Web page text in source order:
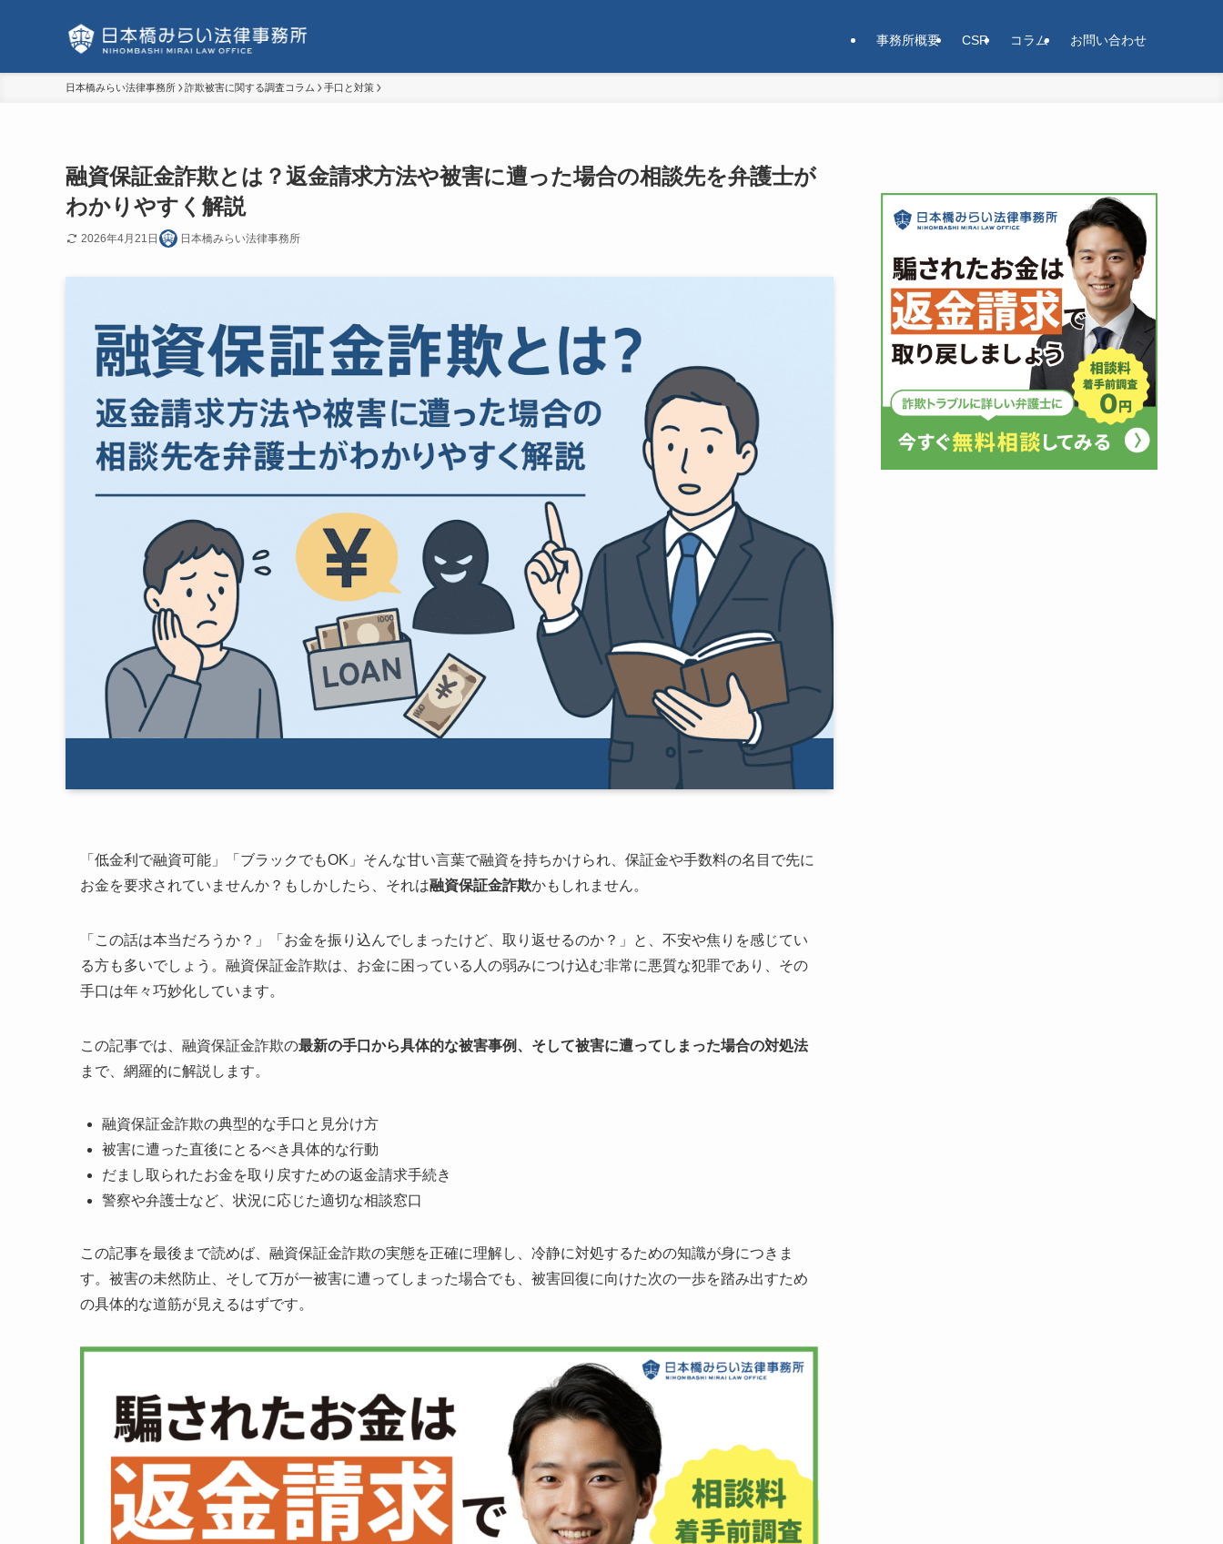
事務所概要 CSR コラム お問い合わせ
日本橋みらい法律事務所 詐欺被害に関する調査コラム 手口と対策
融資保証金詐欺とは？返金請求方法や被害に遭った場合の相談先を弁護士が
わかりやすく解説
2026年4月21日 日本橋みらい法律事務所
「低金利で融資可能」「ブラックでもOK」そんな甘い言葉で融資を持ちかけられ、保証金や手数料の名目で先に
お金を要求されていませんか？もしかしたら、それは融資保証金詐欺かもしれません。
「この話は本当だろうか？」「お金を振り込んでしまったけど、取り返せるのか？」と、不安や焦りを感じてい
る方も多いでしょう。融資保証金詐欺は、お金に困っている人の弱みにつけ込む非常に悪質な犯罪であり、その
手口は年々巧妙化しています。
この記事では、融資保証金詐欺の最新の手口から具体的な被害事例、そして被害に遭ってしまった場合の対処法
まで、網羅的に解説します。
融資保証金詐欺の典型的な手口と見分け方
被害に遭った直後にとるべき具体的な行動
だまし取られたお金を取り戻すための返金請求手続き
警察や弁護士など、状況に応じた適切な相談窓口
この記事を最後まで読めば、融資保証金詐欺の実態を正確に理解し、冷静に対処するための知識が身につきま
す。被害の未然防止、そして万が一被害に遭ってしまった場合でも、被害回復に向けた次の一歩を踏み出すため
の具体的な道筋が見えるはずです。